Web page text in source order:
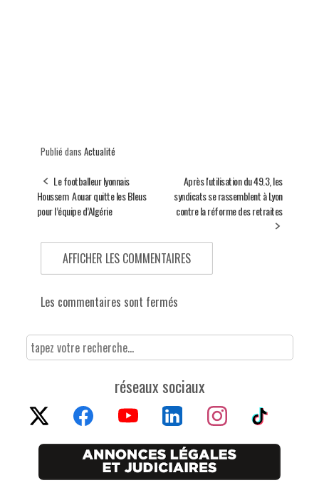
Publié dans Actualité
Le footballeur lyonnais
Houssem Aouar quitte les Bleus
pour l’équipe d’Algérie
Après l'utilisation du 49.3, les
syndicats se rassemblent à Lyon
contre la réforme des retraites
AFFICHER LES COMMENTAIRES
Les commentaires sont fermés
réseaux sociaux